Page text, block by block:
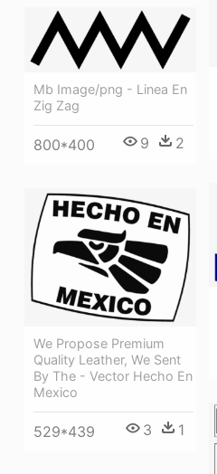
Mb Image/png - Linea En
Zig Zag
800*400 9 2
We Propose Premium
Quality Leather, We Sent
By The - Vector Hecho En
Mexico
529*439 3 1